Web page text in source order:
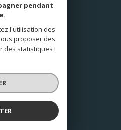
pendant
l'utilisation des
proposer des
des statistiques !